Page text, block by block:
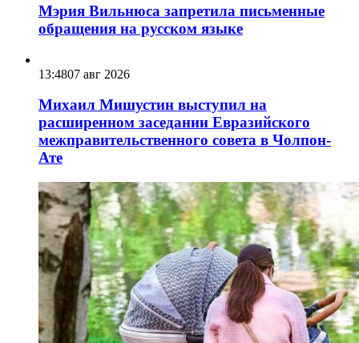
Мэрия Вильнюса запретила письменные
обращения на русском языке
13:4807 авг 2026
Михаил Мишустин выступил на
расширенном заседании Евразийского
межправительственного совета в Чолпон-
Ате